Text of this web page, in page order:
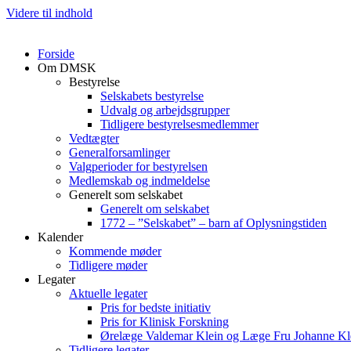
Videre til indhold
Forside
Om DMSK
Bestyrelse
Selskabets bestyrelse
Udvalg og arbejdsgrupper
Tidligere bestyrelsesmedlemmer
Vedtægter
Generalforsamlinger
Valgperioder for bestyrelsen
Medlemskab og indmeldelse
Generelt som selskabet
Generelt om selskabet
1772 – ”Selskabet” – barn af Oplysningstiden
Kalender
Kommende møder
Tidligere møder
Legater
Aktuelle legater
Pris for bedste initiativ
Pris for Klinisk Forskning
Ørelæge Valdemar Klein og Læge Fru Johanne